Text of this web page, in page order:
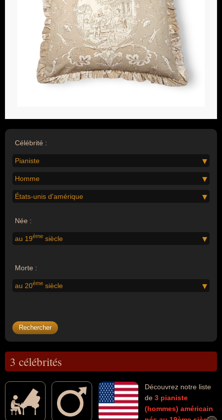
Célébrité :
Pianiste
Homme
États-unis d'amérique
Née :
au 19ème siècle
Morte :
au 20ème siècle
3 célébrités
Découvrez notre liste
de 3 pianiste
(hommes) américain